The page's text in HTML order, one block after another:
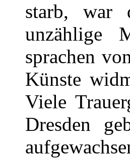
starb, war
unzählige
sprachen
Künste
Viele
Dresden